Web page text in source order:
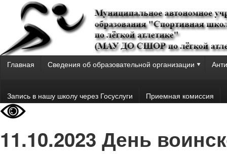
Главная Сведения об образовательной организации
Запись в нашу школу через Госуслуги Приемная комиссия
11.10.2023 День